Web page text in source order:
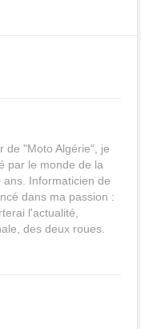
de "Moto Algérie", je
par le monde de la
Informaticien de
dans ma passion :
l'actualité,
des deux roues.